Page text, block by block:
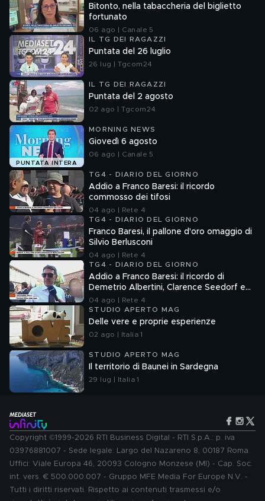
Bitonto, nella tabaccheria del biglietto
fortunato
06 ago | Canale 5
IL TG DEI RAGAZZI
Puntata del 26 luglio
26 lug | Tgcom24
IL TG DEI RAGAZZI
Puntata del 2 agosto
02 ago | Tgcom24
PUNTATA INTERA
MORNING NEWS
Giovedì 6 agosto
06 ago | Canale 5
TG4 - DIARIO DEL GIORNO
Addio a Franco Baresi: il ricordo
commosso dei tifosi
04 ago | Rete 4
TG4 - DIARIO DEL GIORNO
Franco Baresi, il pallone d'oro omaggio di
Silvio Berlusconi
04 ago | Rete 4
TG4 - DIARIO DEL GIORNO
Addio a Franco Baresi: il ricordo di
Demetrio Albertini, Clarence Seedorf e
Giovanni Galli
04 ago | Rete 4
STUDIO APERTO MAG
Delle vere e proprie esperienze
02 ago | Italia 1
STUDIO APERTO MAG
Il territorio di Baunei in Sardegna
29 lug | Italia 1
Copyright ©1999-2026 RTI Business Digital - RTI S.p.A.: p. iva
03976881007 - Sede legale: Largo del Nazareno 8, 00187 Roma.
Uffici: Viale Europa 46, 20093 Cologno Monzese (MI) - Cap. Soc.
int. vers. € 500.000.007 - Gruppo MFE Media For Europe N.V. -
Tutti i diritti riservati. Rispetto ai contenuti trasmessi e/o